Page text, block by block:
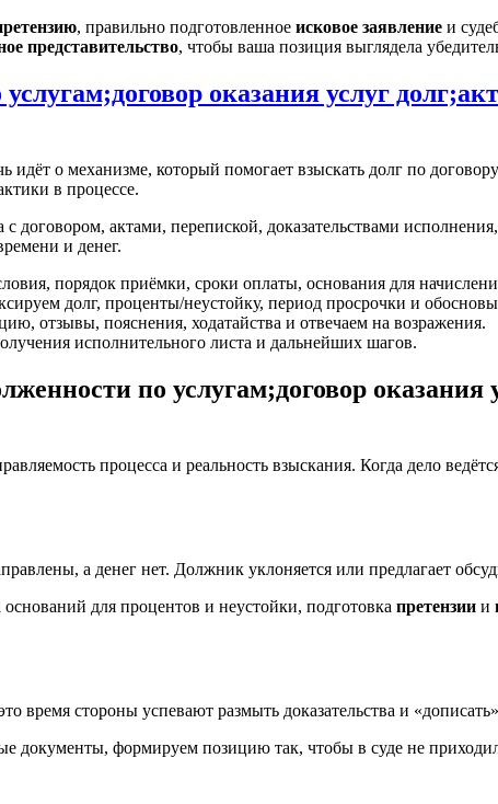
, правильно подготовленное исковое заявление и
представительство, чтобы ваша позиция выглядела
оказания услуг
идёт о механизме, который помогает взыскать долг по
в процессе.
договором, актами, перепиской, доказательствами
и денег.
порядок приёмки, сроки оплаты, основания для
долг, проценты/неустойку, период просрочки и
отзывы, пояснения, ходатайства и отвечаем на возражения.
исполнительного листа и дальнейших шагов.
по услугам;договор оказания
процесса и реальность взыскания. Когда дело
а денег нет. Должник уклоняется или предлагает
оснований для процентов и неустойки, подготовка претензии и
время стороны успевают размыть доказательства и
документы, формируем позицию так, чтобы в суде не